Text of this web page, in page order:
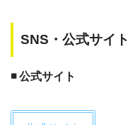
SNS・公式サイト
◾️ 公式サイト